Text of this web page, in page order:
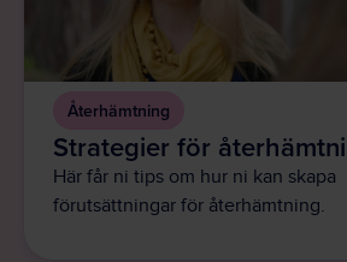
Återhämtning
Strategier för
Här får ni tips om hur ni kan skapa
förutsättningar för återhämtning.